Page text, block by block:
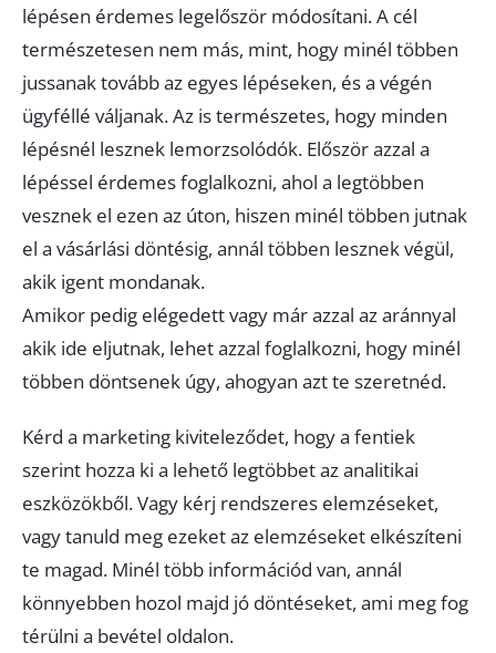
lépésen érdemes legelőször módosítani. A cél
természetesen nem más, mint, hogy minél többen
jussanak tovább az egyes lépéseken, és a végén
ügyféllé váljanak. Az is természetes, hogy minden
lépésnél lesznek lemorzsolódók. Először azzal a
lépéssel érdemes foglalkozni, ahol a legtöbben
vesznek el ezen az úton, hiszen minél többen jutnak
el a vásárlási döntésig, annál többen lesznek végül,
akik igent mondanak.
Amikor pedig elégedett vagy már azzal az aránnyal
akik ide eljutnak, lehet azzal foglalkozni, hogy minél
többen döntsenek úgy, ahogyan azt te szeretnéd.
Kérd a marketing kiviteleződet, hogy a fentiek
szerint hozza ki a lehető legtöbbet az analitikai
eszközökből. Vagy kérj rendszeres elemzéseket,
vagy tanuld meg ezeket az elemzéseket elkészíteni
te magad. Minél több információd van, annál
könnyebben hozol majd jó döntéseket, ami meg fog
térülni a bevétel oldalon.